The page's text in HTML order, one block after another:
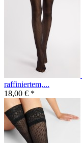
raffiniertem,...
18,00 € *